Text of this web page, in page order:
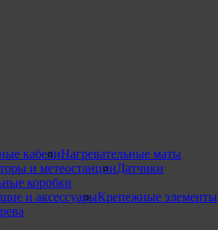
кабелиНагревательные маты
и метеостанцииДатчики
коробки
и аксессуарыКрепежные элементы